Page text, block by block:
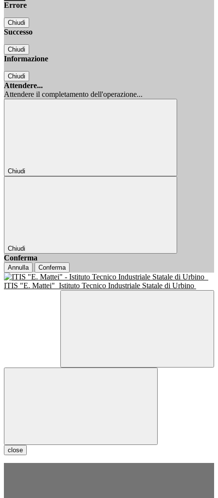
Errore
Chiudi
Successo
Chiudi
Informazione
Chiudi
Attendere...
Attendere il completamento dell'operazione...
Chiudi
Chiudi
Conferma
Annulla Conferma
ITIS "E. Mattei" Istituto Tecnico Industriale Statale di Urbino
close